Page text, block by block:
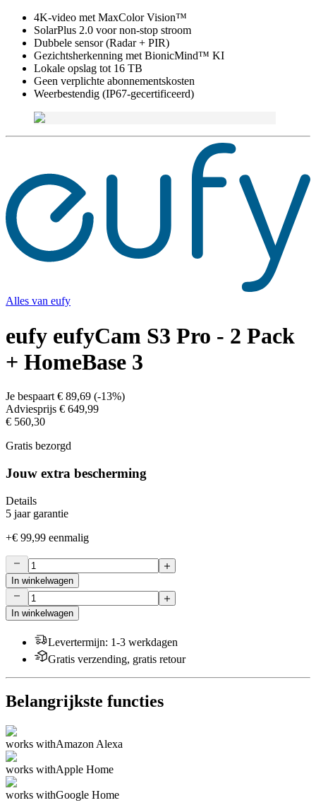
4K-video met MaxColor Vision™
SolarPlus 2.0 voor non-stop stroom
Dubbele sensor (Radar + PIR)
Gezichtsherkenning met BionicMind™ KI
Lokale opslag tot 16 TB
Geen verplichte abonnementskosten
Weerbestendig (IP67-gecertificeerd)
Alles van eufy
eufy eufyCam S3 Pro - 2 Pack
+ HomeBase 3
Je bespaart € 89,69 (-13%)
Adviesprijs € 649,99
€ 560,30
Gratis bezorgd
Jouw extra bescherming
Details
5 jaar garantie
+€ 99,99 eenmalig
In winkelwagen
In winkelwagen
Levertermijn: 1-3 werkdagen
Gratis verzending, gratis retour
Belangrijkste functies
works withAmazon Alexa
works withApple Home
works withGoogle Home